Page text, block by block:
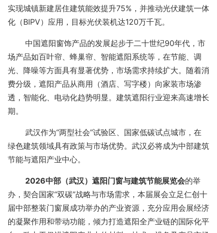
实现城镇新建居住建筑能效提升75%，并推动光伏建筑一体
化（BIPV）应用，目标光伏装机达120万千瓦。
中国遮阳窗饰产品的发展起步于二十世纪90年代，市
场产品如百叶帘、蜂巢帘、智能遮阳系统等，在节能、调
光、降噪等方面具有显著优势，市场需求持续扩大。随着消
费分级，遮阳产品从商用（酒店、写字楼）向家装市场渗
透，智能化、电动化趋势明显。建筑遮阳行业迎来高速增长
期。
武汉作为“两型社会”试验区、国家低碳试点城市，在
绿色建筑领域具有政策与市场优势。武汉必将成为中部建筑
节能与遮阳产业中心。
2026中部（武汉）遮阳门窗与建筑节能展览会的举
办，契合国家“双碳”战略与市场需求，本届展会立足仁创十
届中部整装门窗展成功举办的产业资源，充分应用会展经济
的凝聚作用和带动功能，倾力打造遮阳全产业链的国际化平